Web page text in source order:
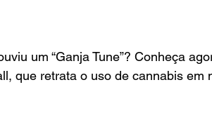
um “Ganja Tune”? Conheça
que retrata o uso de cannabis em